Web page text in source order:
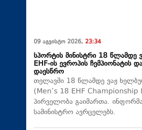
09 აგვისტო 2026, 23:34
სპორტის მინისტრი 18
EHF-ის ევროპის ჩემპიონატის
დაესწრო
თელავში 18 წლამდე ვაჟ
(Men’s 18 EHF Championship
პირველობა გაიმართა.
სამინისტრო ავრცელებს.